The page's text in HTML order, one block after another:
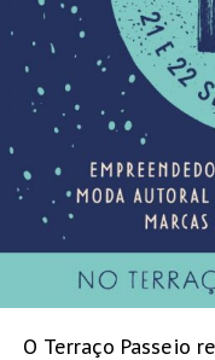
O Terraço Passeio